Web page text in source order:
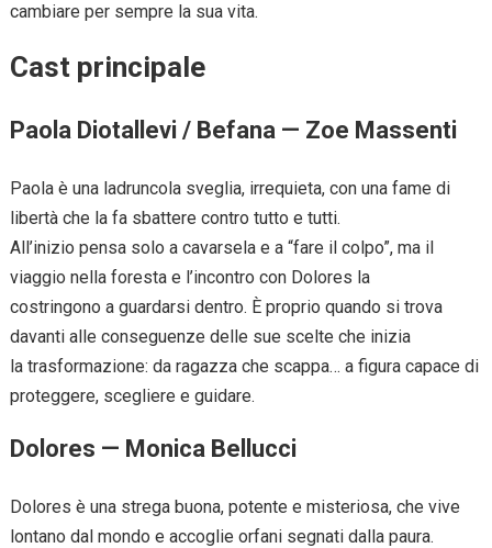
cambiare per sempre la sua vita.
Cast principale
Paola Diotallevi / Befana — Zoe Massenti
Paola è una ladruncola sveglia, irrequieta, con una fame di
libertà che la fa sbattere contro tutto e tutti.
All’inizio pensa solo a cavarsela e a “fare il colpo”, ma il
viaggio nella foresta e l’incontro con Dolores la
costringono a guardarsi dentro. È proprio quando si trova
davanti alle conseguenze delle sue scelte che inizia
la trasformazione: da ragazza che scappa… a figura capace di
proteggere, scegliere e guidare.
Dolores — Monica Bellucci
Dolores è una strega buona, potente e misteriosa, che vive
lontano dal mondo e accoglie orfani segnati dalla paura.